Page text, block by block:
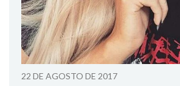
22 DE AGOSTO DE 2017